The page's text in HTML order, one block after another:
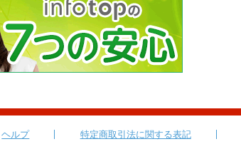
ヘルプ 特定商取引法に関する表記